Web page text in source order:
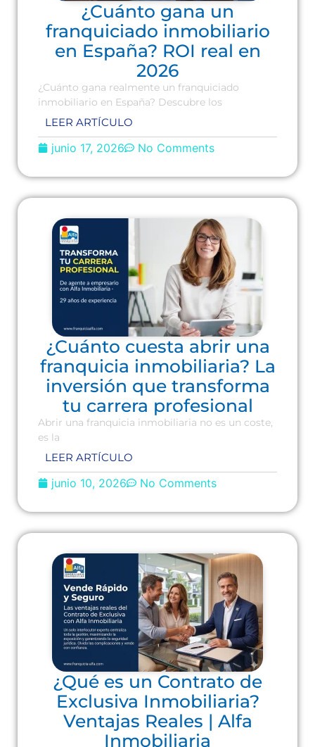
¿Cuánto gana un
franquiciado inmobiliario
en España? ROI real en
2026
¿Cuánto gana realmente un franquiciado
inmobiliario en España? Descubre los
LEER ARTÍCULO
junio 17, 2026 No Comments
¿Cuánto cuesta abrir una
franquicia inmobiliaria? La
inversión que transforma
tu carrera profesional
Abrir una franquicia inmobiliaria no es un coste,
es la
LEER ARTÍCULO
junio 10, 2026 No Comments
¿Qué es un Contrato de
Exclusiva Inmobiliaria?
Ventajas Reales | Alfa
Inmobiliaria